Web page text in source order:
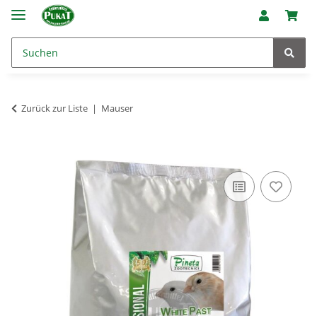
Zurück zur Liste Mauser